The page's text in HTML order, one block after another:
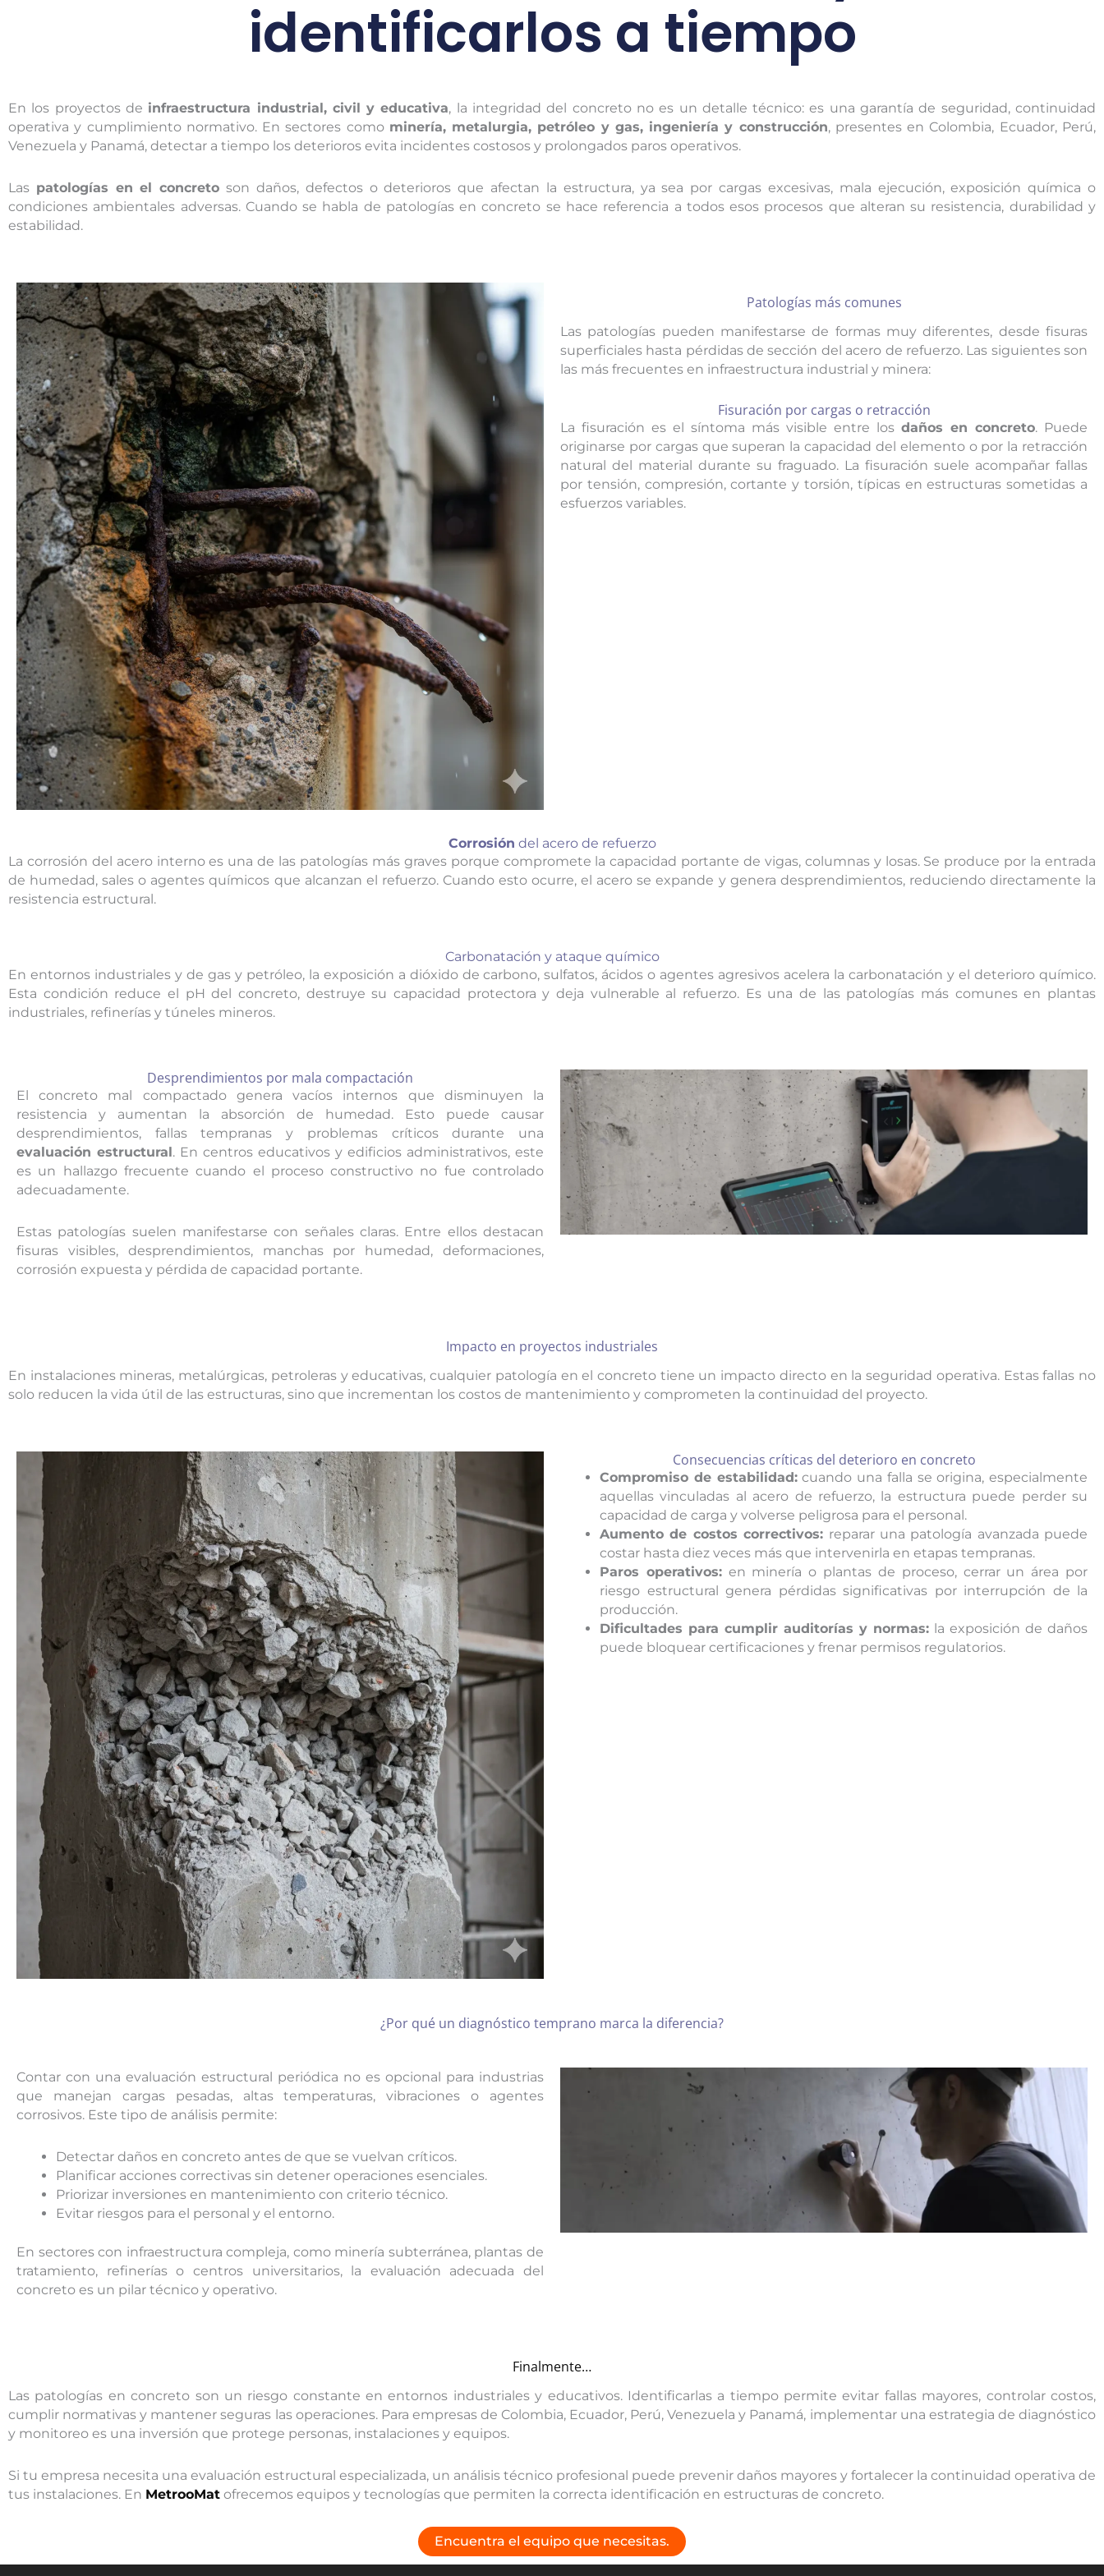
identificarlos a tiempo
En los proyectos de infraestructura industrial, civil y educativa, la integridad del concreto no es un detalle técnico: es una garantía de seguridad, continuidad
operativa y cumplimiento normativo. En sectores como minería, metalurgia, petróleo y gas, ingeniería y construcción, presentes en Colombia, Ecuador, Perú,
Venezuela y Panamá, detectar a tiempo los deterioros evita incidentes costosos y prolongados paros operativos.
Las patologías en el concreto son daños, defectos o deterioros que afectan la estructura, ya sea por cargas excesivas, mala ejecución, exposición química o
condiciones ambientales adversas. Cuando se habla de patologías en concreto se hace referencia a todos esos procesos que alteran su resistencia, durabilidad y
estabilidad.
Patologías más comunes
Las patologías pueden manifestarse de formas muy diferentes, desde fisuras
superficiales hasta pérdidas de sección del acero de refuerzo. Las siguientes son
las más frecuentes en infraestructura industrial y minera:
Fisuración por cargas o retracción
La fisuración es el síntoma más visible entre los daños en concreto. Puede
originarse por cargas que superan la capacidad del elemento o por la retracción
natural del material durante su fraguado. La fisuración suele acompañar fallas
por tensión, compresión, cortante y torsión, típicas en estructuras sometidas a
esfuerzos variables.
Corrosión del acero de refuerzo
La corrosión del acero interno es una de las patologías más graves porque compromete la capacidad portante de vigas, columnas y losas. Se produce por la entrada
de humedad, sales o agentes químicos que alcanzan el refuerzo. Cuando esto ocurre, el acero se expande y genera desprendimientos, reduciendo directamente la
resistencia estructural.
Carbonatación y ataque químico
En entornos industriales y de gas y petróleo, la exposición a dióxido de carbono, sulfatos, ácidos o agentes agresivos acelera la carbonatación y el deterioro químico.
Esta condición reduce el pH del concreto, destruye su capacidad protectora y deja vulnerable al refuerzo. Es una de las patologías más comunes en plantas
industriales, refinerías y túneles mineros.
Desprendimientos por mala compactación
El concreto mal compactado genera vacíos internos que disminuyen la
resistencia y aumentan la absorción de humedad. Esto puede causar
desprendimientos, fallas tempranas y problemas críticos durante una
evaluación estructural. En centros educativos y edificios administrativos, este
es un hallazgo frecuente cuando el proceso constructivo no fue controlado
adecuadamente.
Estas patologías suelen manifestarse con señales claras. Entre ellos destacan
fisuras visibles, desprendimientos, manchas por humedad, deformaciones,
corrosión expuesta y pérdida de capacidad portante.
Impacto en proyectos industriales
En instalaciones mineras, metalúrgicas, petroleras y educativas, cualquier patología en el concreto tiene un impacto directo en la seguridad operativa. Estas fallas no
solo reducen la vida útil de las estructuras, sino que incrementan los costos de mantenimiento y comprometen la continuidad del proyecto.
Consecuencias críticas del deterioro en concreto
Compromiso de estabilidad:cuando una falla se origina, especialmente
aquellas vinculadas al acero de refuerzo, la estructura puede perder su
capacidad de carga y volverse peligrosa para el personal.
Aumento de costos correctivos: reparar una patología avanzada puede
costar hasta diez veces más que intervenirla en etapas tempranas.
Paros operativos:en minería o plantas de proceso, cerrar un área por
riesgo estructural genera pérdidas significativas por interrupción de la
producción.
Dificultades para cumplir auditorías y normas: la exposición de daños
puede bloquear certificaciones y frenar permisos regulatorios.
¿Por qué un diagnóstico temprano marca la diferencia?
Contar con una evaluación estructural periódica no es opcional para industrias
que manejan cargas pesadas, altas temperaturas, vibraciones o agentes
corrosivos. Este tipo de análisis permite:
Detectar daños en concreto antes de que se vuelvan críticos.
Planificar acciones correctivas sin detener operaciones esenciales.
Priorizar inversiones en mantenimiento con criterio técnico.
Evitar riesgos para el personal y el entorno.
En sectores con infraestructura compleja, como minería subterránea, plantas de
tratamiento, refinerías o centros universitarios, la evaluación adecuada del
concreto es un pilar técnico y operativo.
Finalmente…
Las patologías en concreto son un riesgo constante en entornos industriales y educativos. Identificarlas a tiempo permite evitar fallas mayores, controlar costos,
cumplir normativas y mantener seguras las operaciones. Para empresas de Colombia, Ecuador, Perú, Venezuela y Panamá, implementar una estrategia de diagnóstico
y monitoreo es una inversión que protege personas, instalaciones y equipos.
Si tu empresa necesita una evaluación estructural especializada, un análisis técnico profesional puede prevenir daños mayores y fortalecer la continuidad operativa de
tus instalaciones. En MetrooMat ofrecemos equipos y tecnologías que permiten la correcta identificación en estructuras de concreto.
Encuentra el equipo que necesitas.